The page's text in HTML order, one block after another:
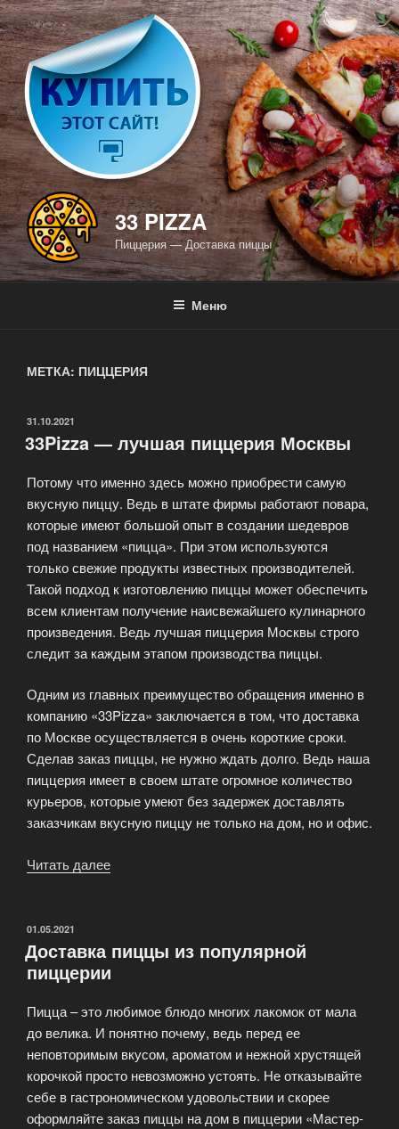
Перейти
к
содержимому
33 PIZZA
Пиццерия — Доставка пиццы
Меню
МЕТКА: ПИЦЦЕРИЯ
ОПУБЛИКОВАНО
31.10.2021
33Pizza — лучшая пиццерия Москвы
Потому что именно здесь можно приобрести самую
вкусную пиццу. Ведь в штате фирмы работают повара,
которые имеют большой опыт в создании шедевров
под названием «пицца». При этом используются
только свежие продукты известных производителей.
Такой подход к изготовлению пиццы может обеспечить
всем клиентам получение наисвежайшего кулинарного
произведения. Ведь лучшая пиццерия Москвы строго
следит за каждым этапом производства пиццы.
Одним из главных преимущество обращения именно в
компанию «33Pizza» заключается в том, что доставка
по Москве осуществляется в очень короткие сроки.
Сделав заказ пиццы, не нужно ждать долго. Ведь наша
пиццерия имеет в своем штате огромное количество
курьеров, которые умеют без задержек доставлять
заказчикам вкусную пиццу не только на дом, но и офис.
Читать далее
Москвы»
ОПУБЛИКОВАНО
01.05.2021
Доставка пиццы из популярной
пиццерии
Пицца – это любимое блюдо многих лакомок от мала
до велика. И понятно почему, ведь перед ее
неповторимым вкусом, ароматом и нежной хрустящей
корочкой просто невозможно устоять. Не отказывайте
себе в гастрономическом удовольствии и скорее
оформляйте заказ пиццы на дом в пиццерии «Мастер-